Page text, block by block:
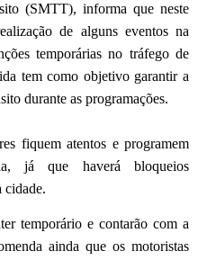
(SMTT), informa que neste
de alguns eventos na
temporárias no tráfego de
tem como objetivo garantir a
durante as programações.
fiquem atentos e programem
já que haverá bloqueios
cidade.
temporário e contarão com a
ainda que os motoristas